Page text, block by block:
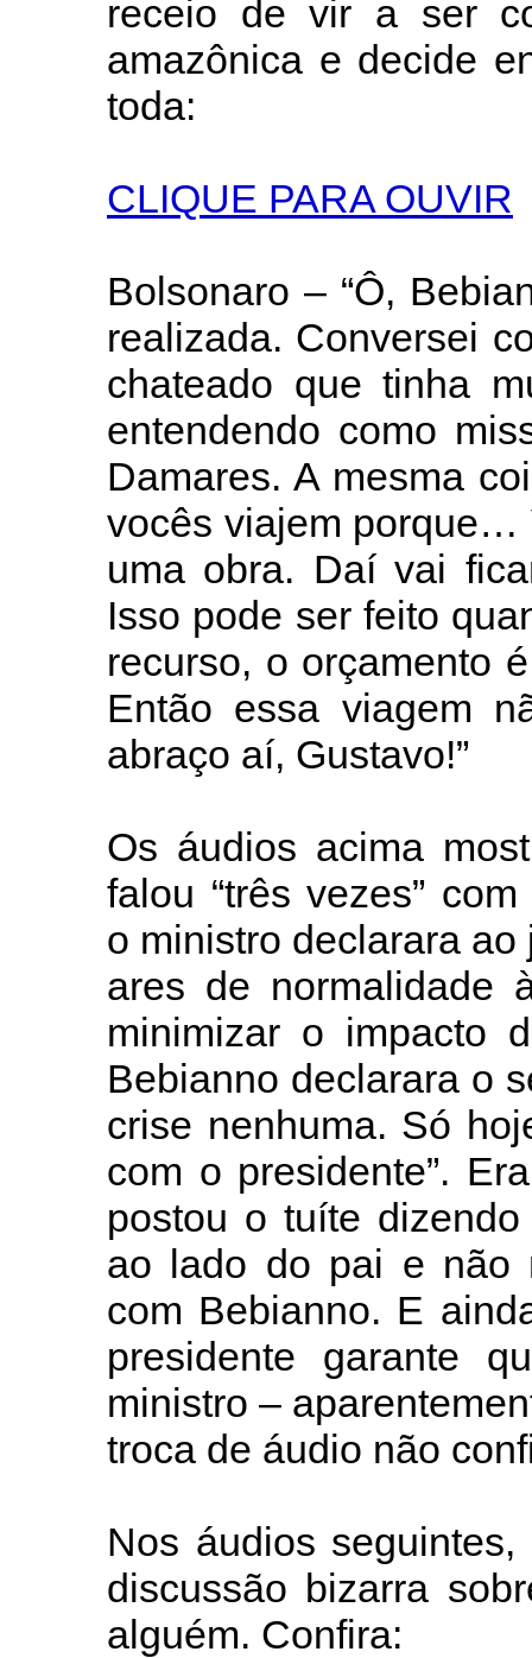
receio de vir a ser
amazônica e decide
toda:
CLIQUE PARA OUVIR
Bolsonaro – “Ô,
realizada. Conversei
chateado que tinha
entendendo como
Damares. A mesma
vocês viajem porque…
uma obra. Daí vai
Isso pode ser feito
recurso, o orçamento
Então essa viagem
abraço aí, Gustavo!”
Os áudios acima
falou “três vezes”
o ministro declarara
ares de normalidade
minimizar o impacto
Bebianno declarara o
crise nenhuma. Só
com o presidente”.
postou o tuíte
ao lado do pai e não
com Bebianno. E
presidente garante
ministro –
troca de áudio não
Nos áudios
discussão bizarra
alguém. Confira: